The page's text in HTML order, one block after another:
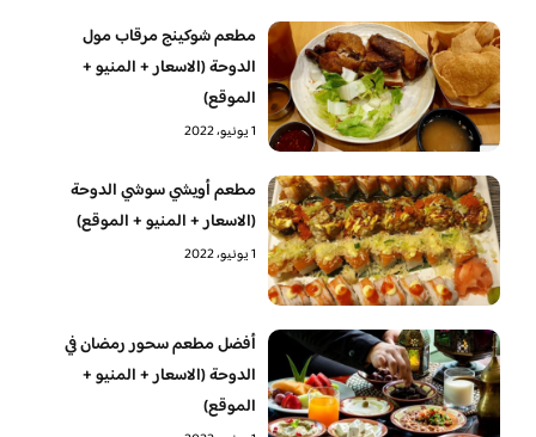
مطعم شوكينج مرقاب مول
الدوحة (الاسعار + المنيو +
الموقع)
1 يونيو، 2022
مطعم أويشي سوشي الدوحة
(الاسعار + المنيو + الموقع)
1 يونيو، 2022
أفضل مطعم سحور رمضان في
الدوحة (الاسعار + المنيو +
الموقع)